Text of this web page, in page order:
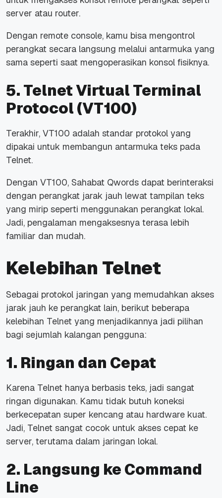
server atau router.
Dengan remote console, kamu bisa mengontrol
perangkat secara langsung melalui antarmuka yang
sama seperti saat mengoperasikan konsol fisiknya.
5. Telnet Virtual Terminal
Protocol (VT100)
Terakhir, VT100 adalah standar protokol yang
dipakai untuk membangun antarmuka teks pada
Telnet.
Dengan VT100, Sahabat Qwords dapat berinteraksi
dengan perangkat jarak jauh lewat tampilan teks
yang mirip seperti menggunakan perangkat lokal.
Jadi, pengalaman mengaksesnya terasa lebih
familiar dan mudah.
Kelebihan Telnet
Sebagai protokol jaringan yang memudahkan akses
jarak jauh ke perangkat lain, berikut beberapa
kelebihan Telnet yang menjadikannya jadi pilihan
bagi sejumlah kalangan pengguna:
1. Ringan dan Cepat
Karena Telnet hanya berbasis teks, jadi sangat
ringan digunakan. Kamu tidak butuh koneksi
berkecepatan super kencang atau hardware kuat.
Jadi, Telnet sangat cocok untuk akses cepat ke
server, terutama dalam jaringan lokal.
2. Langsung ke Command
Line